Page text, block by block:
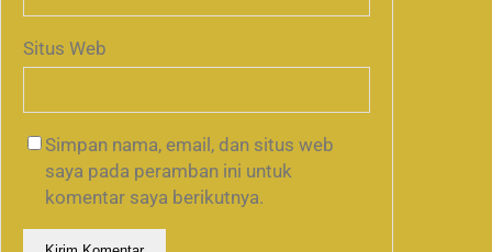
Situs Web
Simpan nama, email, dan situs web
saya pada peramban ini untuk
komentar saya berikutnya.